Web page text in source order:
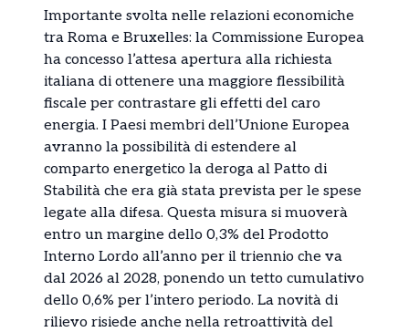
Importante svolta nelle relazioni economiche
tra Roma e Bruxelles: la Commissione Europea
ha concesso l’attesa apertura alla richiesta
italiana di ottenere una maggiore flessibilità
fiscale per contrastare gli effetti del caro
energia. I Paesi membri dell’Unione Europea
avranno la possibilità di estendere al
comparto energetico la deroga al Patto di
Stabilità che era già stata prevista per le spese
legate alla difesa. Questa misura si muoverà
entro un margine dello 0,3% del Prodotto
Interno Lordo all’anno per il triennio che va
dal 2026 al 2028, ponendo un tetto cumulativo
dello 0,6% per l’intero periodo. La novità di
rilievo risiede anche nella retroattività del